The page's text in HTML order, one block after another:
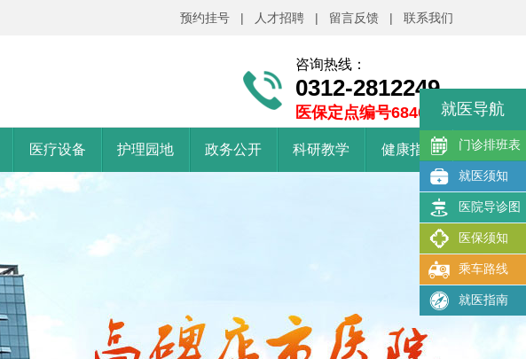
预约挂号 | 人才招聘 | 留言反馈 | 联系我们
咨询热线：
0312-2812249
医保定点编号6840101
医疗设备 护理园地 政务公开 科研教学 健康指南
就医导航
门诊排班表
就医须知
医院导诊图
医保须知
乘车路线
就医指南